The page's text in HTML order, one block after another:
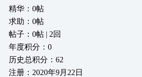
精华：0帖
求助：0帖
帖子：0帖 | 2回
年度积分：0
历史总积分：62
注册：2020年9月22日